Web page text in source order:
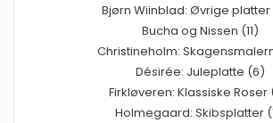
Bjørn Wiinblad: Øvrige
Bucha og Nissen (11)
Christineholm:
Désirée: Juleplatte (6)
Firkløveren: Klassiske Roser
Holmegaard: Skibsplatter